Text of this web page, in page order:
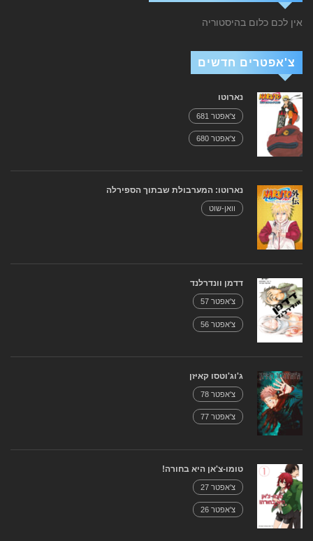
אין לכם כלום בהיסטוריה
צ'אפטרים חדשים
נארוטו
צ'אפטר 681
צ'אפטר 680
נארוטו: המערבולת שבתוך הספירלה
וואן-שוט
דדמן וונדרלנד
צ'אפטר 57
צ'אפטר 56
ג'וג'וטסו קאיזן
צ'אפטר 78
צ'אפטר 77
טומו-צ'אן היא בחורה!
צ'אפטר 27
צ'אפטר 26